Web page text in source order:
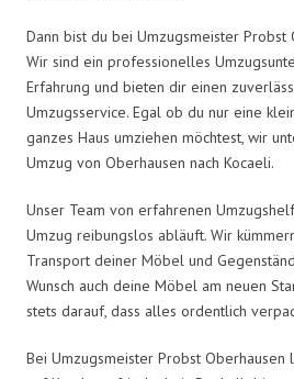
Dann bist du bei Umzugsmeister Probst
Wir sind ein professionelles
Erfahrung und bieten dir einen
Umzugsservice. Egal ob du nur eine
ganzes Haus umziehen möchtest, wir
Umzug von Oberhausen nach Kocaeli.
Unser Team von erfahrenen
Umzug reibungslos abläuft. Wir
Transport deiner Möbel und
Wunsch auch deine Möbel am neuen
stets darauf, dass alles ordentlich
Bei Umzugsmeister Probst